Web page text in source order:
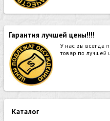
Гарантия лучшей цены!!!!
У нас вы всегда
товар по лучшей
Каталог